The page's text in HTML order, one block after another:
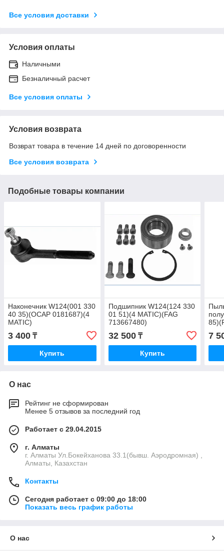
Все условия доставки
Условия оплаты
Наличными
Безналичный расчет
Все условия оплаты
Условия возврата
Возврат товара в течение 14 дней по договоренности
Все условия возврата
Подобные товары компании
Наконечник W124(001 330
40 35)(OCAP 0181687)(4
MATIC)
3 400 ₸
Купить
Подшипник W124(124 330
01 51)(4 MATIC)(FAG
713667480)
32 500₸
Купить
7
О нас
Рейтинг не сформирован
Менее 5 отзывов за последний год
Работает с 29.04.2015
г. Алматы
г. Алматы Ул.Бокейханова 33.1(бывш. Аэродромная) ,
Алматы, Казахстан
Контакты
Сегодня работает с 09:00 до 18:00
Показать весь график работы
О нас